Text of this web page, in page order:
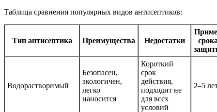
Таблица сравнения популярных видов антисептиков:
Тип антисептика Преимущества Недостатки
Водорастворимый
Безопасен,
экологичен,
легко
наносится
Короткий
срок
действия,
подходит не
для всех
условий
2–5